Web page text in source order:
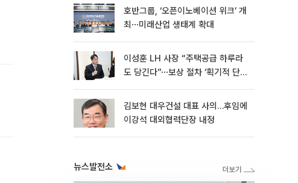
호반그룹, ‘오픈이노베이션 위크’ 개
최⋯미래산업 생태계 확대
이성훈 LH 사장 “주택공급 하루라
도 당긴다”⋯보상 절차 ‘획기적 단
김보현 대우건설 대표 사의…후임에
이강석 대외협력단장 내정
뉴스발전소